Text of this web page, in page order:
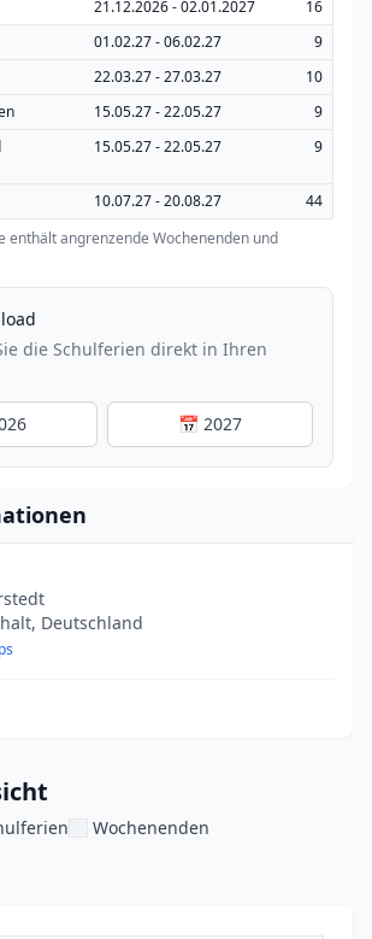
21.12.2026 - 02.01.2027
16
01.02.27 - 06.02.27
9
22.03.27 - 27.03.27
10
15.05.27 - 22.05.27
9
15.05.27 - 22.05.27 9
10.07.27 - 20.08.27
44
enthält angrenzende Wochenenden und
die Schulferien direkt in Ihren
📅 2027
Deutschland
Wochenenden